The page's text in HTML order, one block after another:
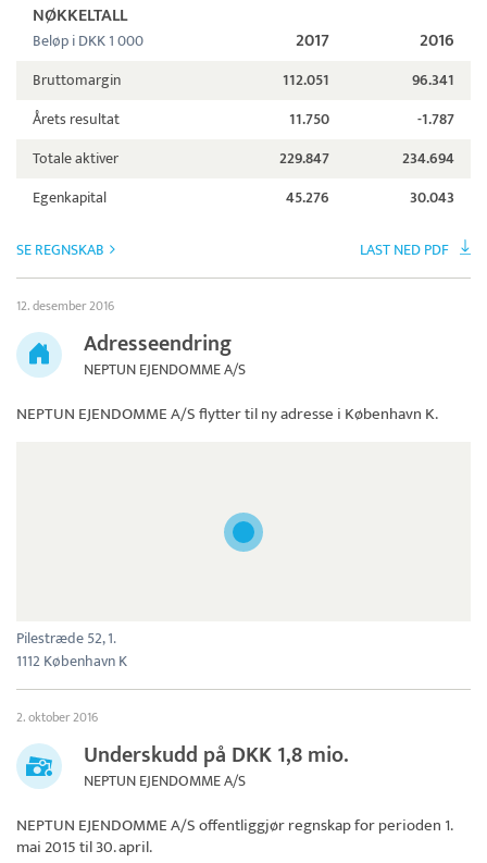
NØKKELTALL
Beløp i DKK 1 000 2017 2016
Bruttomargin 112.051
96.341
Årets resultat
11.750
-1.787
Totale aktiver
229.847
234.694
Egenkapital
45.276 30.043
SE REGNSKAB LAST NED PDF
12. desember 2016
Adresseendring
NEPTUN EJENDOMME A/S
NEPTUN EJENDOMME A/Sflytter til ny adresse i København K.
Pilestræde 52, 1.
1112 København K
2. oktober 2016
Underskudd på DKK 1,8 mio.
NEPTUN EJENDOMME A/S
NEPTUN EJENDOMME A/Soffentliggjør regnskap for perioden 1.
mai 2015 til 30. april.